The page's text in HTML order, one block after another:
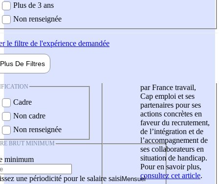
Plus de 3 ans
Non renseignée
le filtre de l'expérience demandée
Plus De Filtres
Cadre
Non cadre
Non renseignée
BRUT MINIMUM
minimum
une périodicité pour le salaire saisi
par France travail,
Cap emploi et ses
partenaires pour ses
actions concrètes en
faveur du recrutement,
de l’intégration et de
l’accompagnement de
ses collaborateurs en
situation de handicap.
Pour en savoir plus,
consultez cet article.